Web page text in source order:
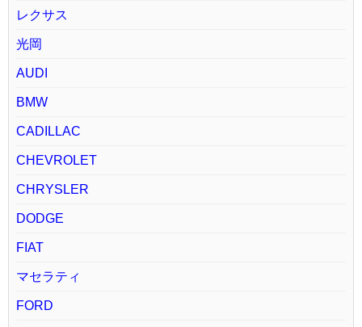
レクサス
光岡
AUDI
BMW
CADILLAC
CHEVROLET
CHRYSLER
DODGE
FIAT
マセラティ
FORD